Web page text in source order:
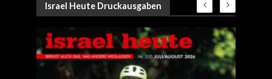
Israel Heute Druckausgaben